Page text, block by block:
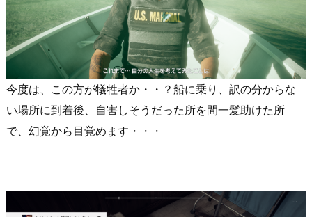
今度は、この方が犠牲者か・・？船に乗り、訳の分からな
い場所に到着後、自害しそうだった所を間一髪助けた所
で、幻覚から目覚めます・・・